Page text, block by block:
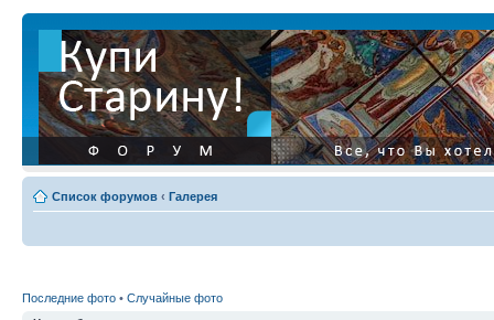
Список форумов ‹ Галерея
Последние фото • Случайные фото